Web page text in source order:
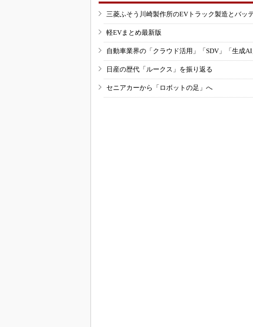
三菱ふそう川崎製作所のEVトラック製造とバッ
軽EVまとめ最新版
自動車業界の「クラウド活用」「SDV」「生成
日産の歴代「ルークス」を振り返る
セニアカーから「ロボットの足」へ